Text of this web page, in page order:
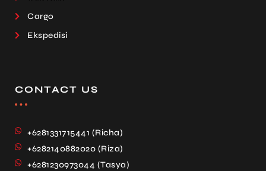
Cargo
Ekspedisi
CONTACT US
+6281331715441 (Richa)
+6282140882020 (Riza)
+6281230973044 (Tasya)